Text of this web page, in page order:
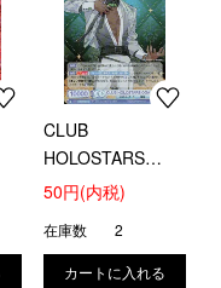
CLUB
HOLOSTARS
OGA(R)
50円(内税)
在庫数 2